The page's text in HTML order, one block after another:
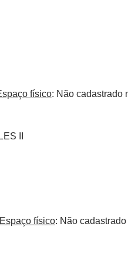
físico: Não cadastrado
II
Espaço físico: Não cadastrado